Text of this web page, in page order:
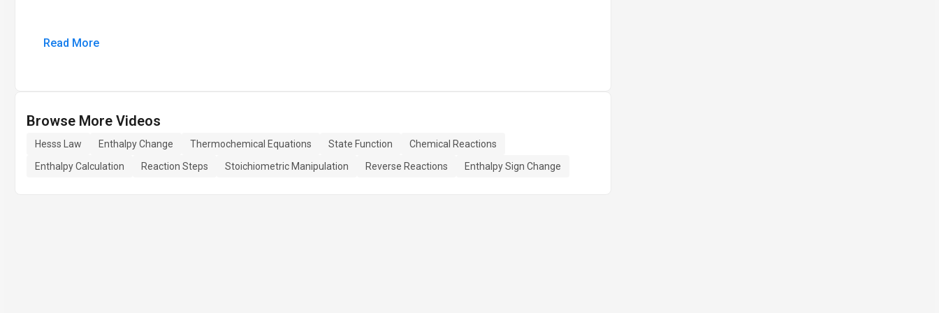
Read More
Browse More Videos
Hesss Law Enthalpy Change Thermochemical Equations State Function
Chemical Reactions
Enthalpy Calculation
Reaction Steps Stoichiometric Manipulation Reverse Reactions Enthalpy Sign Change